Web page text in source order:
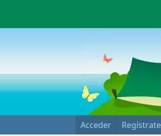
Acceder Regístrate